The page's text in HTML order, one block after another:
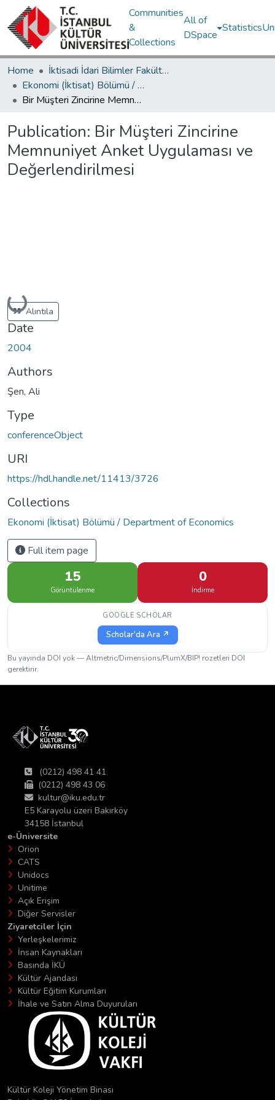
Communities
&
Collections
All of
DSpace
Statistics
Home
İktisadi İdari Bilimler Fakültesi / Faculty of Economics and Administrative Sciences
Ekonomi (İktisat) Bölümü / Department of Economics
Bir Müşteri Zincirine Memnuniyet Anket Uygulaması ve Değerlendirilmesi
Publication: Bir Müşteri Zincirine
Memnuniyet Anket Uygulaması ve
Değerlendirilmesi
Loading...
Alıntıla
Date
2004
Authors
Şen, Ali
Type
conferenceObject
URI
https://hdl.handle.net/11413/3726
Collections
Ekonomi (İktisat) Bölümü / Department of Economics
Full item page
15
Görüntülenme
0
İndirme
GOOGLE SCHOLAR
Scholar'da Ara ↗
Bu yayında DOI yok — Altmetric/Dimensions/PlumX/BIP! rozetleri DOI
gerektirir.
(0212) 498 41 41
(0212) 498 43 06
kultur@iku.edu.tr
E5 Karayolu üzeri Bakırköy
34158 İstanbul
e-Üniversite
Orion
CATS
Unidocs
Unitime
Açık Erişim
Diğer Servisler
Ziyaretciler İçin
Yerleşkelerimiz
İnsan Kaynakları
Basında İKÜ
Kültür Ajandası
Kültür Eğitim Kurumları
İhale ve Satın Alma Duyuruları
Kültür Koleji Yönetim Binası